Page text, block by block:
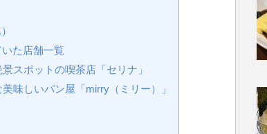
た店舗一覧
スポットの喫茶店「セリナ」
味しいパン屋「mirry（ミリー）」